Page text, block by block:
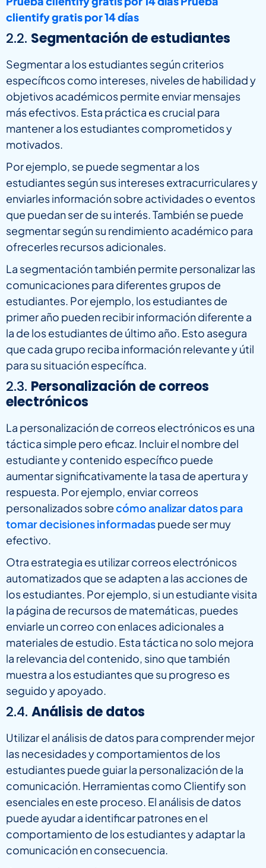
clientify gratis por 14 días
2.2. Segmentación de estudiantes
Segmentar a los estudiantes según criterios
específicos como intereses, niveles de habilidad y
objetivos académicos permite enviar mensajes
más efectivos. Esta práctica es crucial para
mantener a los estudiantes comprometidos y
motivados.
Por ejemplo, se puede segmentar a los
estudiantes según sus intereses extracurriculares y
enviarles información sobre actividades o eventos
que puedan ser de su interés. También se puede
segmentar según su rendimiento académico para
ofrecerles recursos adicionales.
La segmentación también permite personalizar las
comunicaciones para diferentes grupos de
estudiantes. Por ejemplo, los estudiantes de
primer año pueden recibir información diferente a
la de los estudiantes de último año. Esto asegura
que cada grupo reciba información relevante y útil
para su situación específica.
2.3. Personalización de correos
electrónicos
La personalización de correos electrónicos es una
táctica simple pero eficaz. Incluir el nombre del
estudiante y contenido específico puede
aumentar significativamente la tasa de apertura y
respuesta. Por ejemplo, enviar correos
personalizados sobrecómo analizar datos para
tomar decisiones informadaspuede ser muy
efectivo.
Otra estrategia es utilizar correos electrónicos
automatizados que se adapten a las acciones de
los estudiantes. Por ejemplo, si un estudiante visita
la página de recursos de matemáticas, puedes
enviarle un correo con enlaces adicionales a
materiales de estudio. Esta táctica no solo mejora
la relevancia del contenido, sino que también
muestra a los estudiantes que su progreso es
seguido y apoyado.
2.4. Análisis de datos
Utilizar el análisis de datos para comprender mejor
las necesidades y comportamientos de los
estudiantes puede guiar la personalización de la
comunicación. Herramientas como Clientify son
esenciales en este proceso. El análisis de datos
puede ayudar a identificar patrones en el
comportamiento de los estudiantes y adaptar la
comunicación en consecuencia.